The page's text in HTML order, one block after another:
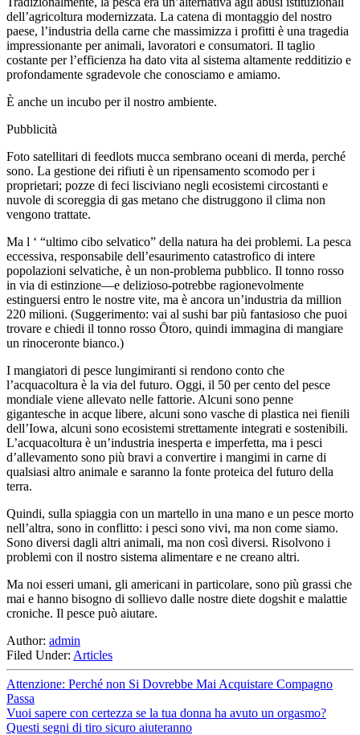
dell’agricoltura modernizzata. La catena di montaggio del nostro
paese, l’industria della carne che massimizza i profitti è una tragedia
impressionante per animali, lavoratori e consumatori. Il taglio
costante per l’efficienza ha dato vita al sistema altamente redditizio e
profondamente sgradevole che conosciamo e amiamo.
È anche un incubo per il nostro ambiente.
Pubblicità
Foto satellitari di feedlots mucca sembrano oceani di merda, perché
sono. La gestione dei rifiuti è un ripensamento scomodo per i
proprietari; pozze di feci lisciviano negli ecosistemi circostanti e
nuvole di scoreggia di gas metano che distruggono il clima non
vengono trattate.
Ma l ‘ “ultimo cibo selvatico” della natura ha dei problemi. La pesca
eccessiva, responsabile dell’esaurimento catastrofico di intere
popolazioni selvatiche, è un non-problema pubblico. Il tonno rosso
in via di estinzione—e delizioso-potrebbe ragionevolmente
estinguersi entro le nostre vite, ma è ancora un’industria da million
220 milioni. (Suggerimento: vai al sushi bar più fantasioso che puoi
trovare e chiedi il tonno rosso Ōtoro, quindi immagina di mangiare
un rinoceronte bianco.)
I mangiatori di pesce lungimiranti si rendono conto che
l’acquacoltura è la via del futuro. Oggi, il 50 per cento del pesce
mondiale viene allevato nelle fattorie. Alcuni sono penne
gigantesche in acque libere, alcuni sono vasche di plastica nei fienili
dell’Iowa, alcuni sono ecosistemi strettamente integrati e sostenibili.
L’acquacoltura è un’industria inesperta e imperfetta, ma i pesci
d’allevamento sono più bravi a convertire i mangimi in carne di
qualsiasi altro animale e saranno la fonte proteica del futuro della
terra.
Quindi, sulla spiaggia con un martello in una mano e un pesce morto
nell’altra, sono in conflitto: i pesci sono vivi, ma non come siamo.
Sono diversi dagli altri animali, ma non così diversi. Risolvono i
problemi con il nostro sistema alimentare e ne creano altri.
Ma noi esseri umani, gli americani in particolare, sono più grassi che
mai e hanno bisogno di sollievo dalle nostre diete dogshit e malattie
croniche. Il pesce può aiutare.
Author: admin
Filed Under: Articles
Attenzione: Perché non Si Dovrebbe Mai Acquistare Compagno
Passa
Vuoi sapere con certezza se la tua donna ha avuto un orgasmo?
Questi segni di tiro sicuro aiuteranno